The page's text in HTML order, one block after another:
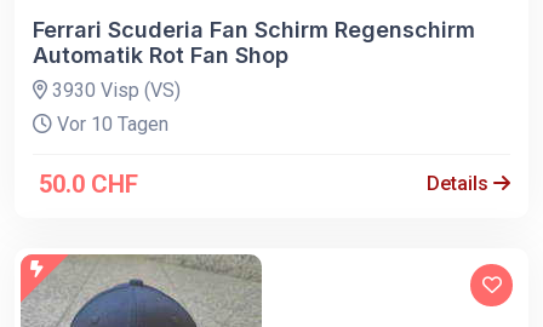
Ferrari Scuderia Fan Schirm Regenschirm
Automatik Rot Fan Shop
3930 Visp (VS)
Vor 10 Tagen
50.0 CHF Details